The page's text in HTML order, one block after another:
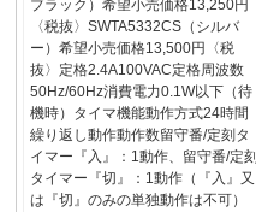
ブラック）希望小売価格13,250円
〈税抜〉SWTA5332CS（シルバ
ー）希望小売価格13,500円〈税
抜〉定格2.4A100VAC定格周波数
50Hz/60Hz消費電力0.1W以下（待
機時）タイマ機能動作方式24時間
繰り返し動作動作数留守番/定刻タ
イマー『入』：1動作、留守番/定刻
タイマー『切』：1動作（『入』又
は『切』のみの単独動作は不可）